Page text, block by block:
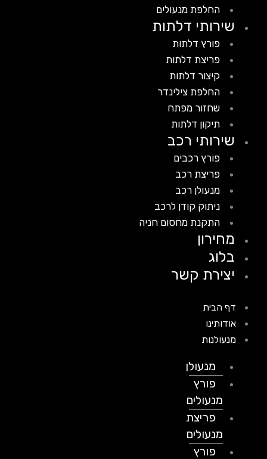
החלפת מנעולים
שירותי דלתות
פורץ דלתות
פריצת דלתות
קיצור דלתות
החלפת צילינדר
שחזור מפתח
תיקון דלתות
שירותי רכב
פורץ רכבים
פריצת רכב
מנעולן רכב
ניתוק קודן לרכב
התקנת מחסום חניה
מחירון
בלוג
יצירת קשר
דף הבית
אודותינו
מנעולנות
מנעולן
פורץ
מנעולים
פריצת
מנעולים
פורץ